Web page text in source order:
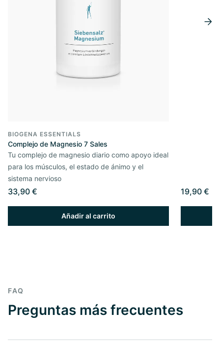
BIOGENA ESSENTIALS
Complejo de Magnesio 7 Sales
Tu complejo de magnesio diario como apoyo ideal
para los músculos, el estado de ánimo y el
sistema nervioso
33,90 €
Añadir al carrito
19,90 €
FAQ
Preguntas más frecuentes